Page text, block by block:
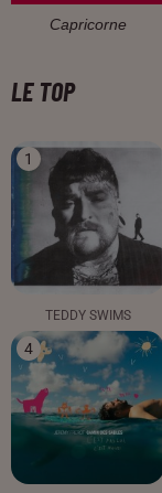
Capricorne
LE TOP
1
TEDDY SWIMS
4